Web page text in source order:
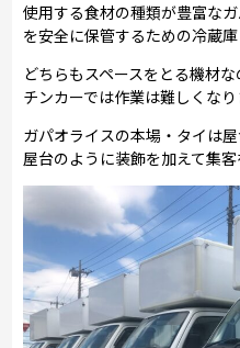
使用する食材の種類が豊富な
を安全に保管するための冷蔵
どちらもスペースをとる機材
チンカーでは作業は難しくなり
ガパオライスの本場・タイは
屋台のように装飾を加えて集客